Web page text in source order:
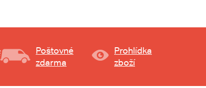
Poštovné
zdarma
Prohlídka
zboží